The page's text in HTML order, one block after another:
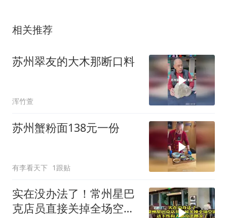
相关推荐
苏州翠友的大木那断口料
浑竹萱
苏州蟹粉面138元一份
有李看天下 1跟贴
实在没办法了！常州星巴
克店员直接关掉全场空